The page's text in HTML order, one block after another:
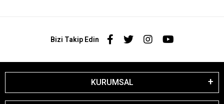
Bizi Takip Edin
KURUMSAL